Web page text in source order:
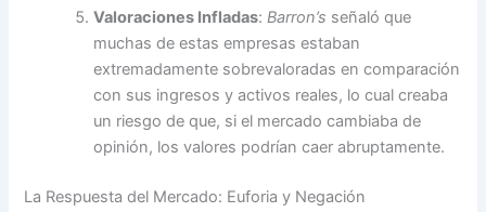
Valoraciones Infladas:Barron’s señaló que
muchas de estas empresas estaban
extremadamente sobrevaloradas en comparación
con sus ingresos y activos reales, lo cual creaba
un riesgo de que, si el mercado cambiaba de
opinión, los valores podrían caer abruptamente.
La Respuesta del Mercado: Euforia y Negación